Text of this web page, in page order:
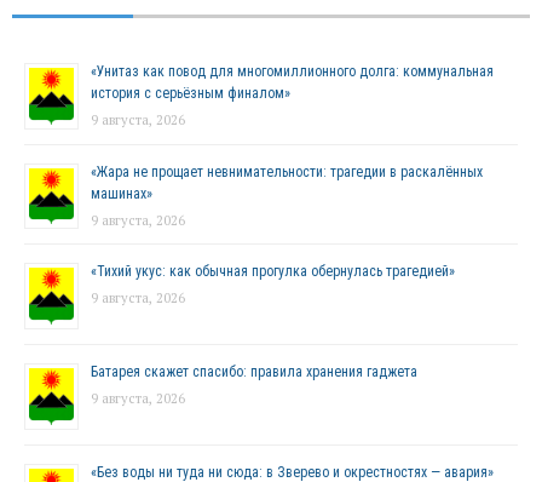
«Унитаз как повод для многомиллионного долга: коммунальная
история с серьёзным финалом»
9 августа, 2026
«Жара не прощает невнимательности: трагедии в раскалённых
машинах»
9 августа, 2026
«Тихий укус: как обычная прогулка обернулась трагедией»
9 августа, 2026
Батарея скажет спасибо: правила хранения гаджета
9 августа, 2026
«Без воды ни туда ни сюда: в Зверево и окрестностях — авария»